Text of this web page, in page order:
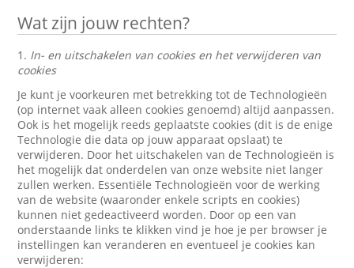
Wat zijn jouw rechten?
1. In- en uitschakelen van cookies en het verwijderen van
cookies
Je kunt je voorkeuren met betrekking tot de Technologieën
(op internet vaak alleen cookies genoemd) altijd aanpassen.
Ook is het mogelijk reeds geplaatste cookies (dit is de enige
Technologie die data op jouw apparaat opslaat) te
verwijderen. Door het uitschakelen van de Technologieën is
het mogelijk dat onderdelen van onze website niet langer
zullen werken. Essentiële Technologieën voor de werking
van de website (waaronder enkele scripts en cookies)
kunnen niet gedeactiveerd worden. Door op een van
onderstaande links te klikken vind je hoe je per browser je
instellingen kan veranderen en eventueel je cookies kan
verwijderen: